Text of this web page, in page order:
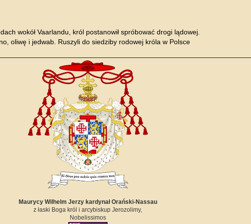
wokół Vaarlandu, król postanowił spróbować drogi lądowej.
oliwę i jedwab. Ruszyli do siedziby rodowej króla w Polsce
Maurycy Wilhelm Jerzy kardynał Orański-Nassau
z łaski Boga król i arcybiskup Jerozolimy,
Nobelissimos